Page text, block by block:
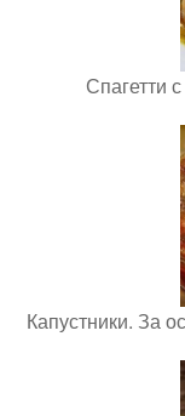
Спагетти
Капустники. За